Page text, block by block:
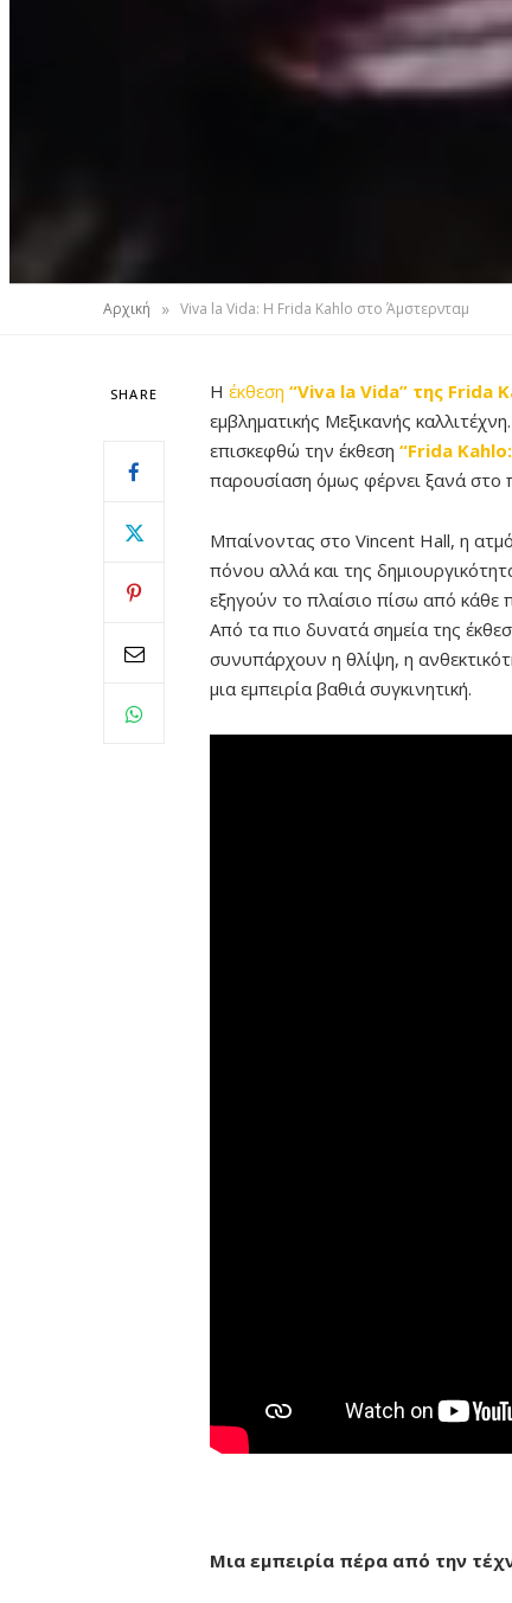
Αρχική » Viva la Vida: Η Frida Kahlo στο Άμστερνταμ
SHARE Η έκθεση “Viva la Vida” της Frida
εμβληματικής Μεξικανής
επισκεφθώ την έκθεση “Frida
παρουσίαση όμως φέρνει ξανά στο
Μπαίνοντας στο Vincent Hall, η
πόνου αλλά και της
εξηγούν το πλαίσιο πίσω από κάθε
Από τα πιο δυνατά σημεία της
συνυπάρχουν η θλίψη, η
μια εμπειρία βαθιά συγκινητική.
Μια εμπειρία πέρα από την